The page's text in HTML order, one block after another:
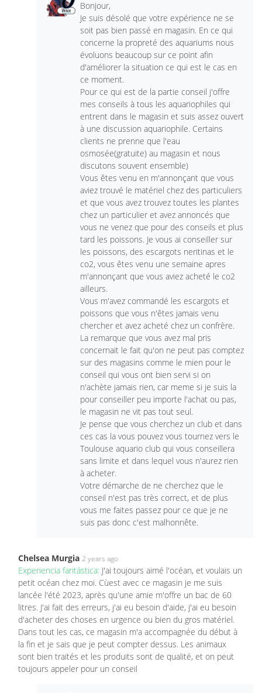
Bonjour,
Je suis désolé que votre expérience ne se
soit pas bien passé en magasin. En ce qui
concerne la propreté des aquariums nous
évoluons beaucoup sur ce point afin
d'améliorer la situation ce qui est le cas en
ce moment.
Pour ce qui est de la partie conseil j'offre
mes conseils à tous les aquariophiles qui
entrent dans le magasin et suis assez ouvert
à une discussion aquariophile. Certains
clients ne prenne que l'eau
osmosée(gratuite) au magasin et nous
discutons souvent ensemble)
Vous êtes venu en m'annonçant que vous
aviez trouvé le matériel chez des particuliers
et que vous avez trouvez toutes les plantes
chez un particulier et avez annoncés que
vous ne venez que pour des conseils et plus
tard les poissons. Je vous ai conseiller sur
les poissons, des escargots neritinas et le
co2, vous êtes venu une semaine apres
m'annonçant que vous aviez acheté le co2
ailleurs.
Vous m'avez commandé les escargots et
poissons que vous n'êtes jamais venu
chercher et avez acheté chez un confrère.
La remarque que vous avez mal pris
concernait le fait qu'on ne peut pas comptez
sur des magasins comme le mien pour le
conseil qui vous ont bien servi si on
n'achète jamais rien, car meme si je suis la
pour conseiller peu importe l'achat ou pas,
le magasin ne vit pas tout seul.
Je pense que vous cherchez un club et dans
ces cas la vous pouvez vous tournez vers le
Toulouse aquario club qui vous conseillera
sans limite et dans lequel vous n'aurez rien
à acheter.
Votre démarche de ne cherchez que le
conseil n'est pas très correct, et de plus
vous me faites passez pour ce que je ne
suis pas donc c'est malhonnête.
Chelsea Murgia 2 years ago
Experiencia fantástica: J'ai toujours aimé l'océan, et voulais un
petit océan chez moi. Cùest avec ce magasin je me suis
lancée l'été 2023, après qu'une amie m'offre un bac de 60
litres. J'ai fait des erreurs, j'ai eu besoin d'aide, j'ai eu besoin
d'acheter des choses en urgence ou bien du gros matériel.
Dans tout les cas, ce magasin m'a accompagnée du début à
la fin et je sais que je peut compter dessus. Les animaux
sont bien traités et les produits sont de qualité, et on peut
toujours appeler pour un conseil